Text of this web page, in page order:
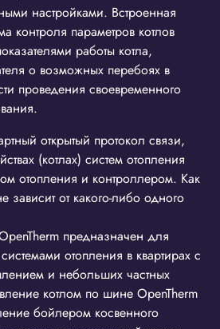
настройками. Встроенная
контроля параметров котлов
работы котла,
о возможных перебоях в
проведения своевременного
открытый протокол связи,
(котлах) систем отопления
отопления и контроллером. Как
зависит от какого-либо одного
предназначен для
отопления в квартирах с
и небольших частных
котлом по шине OpenTherm
бойлером косвенного